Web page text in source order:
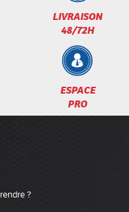
LIVRAISON
48/72H
ESPACE
PRO
?